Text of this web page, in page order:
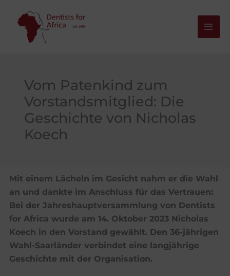
Inhalt
springen
Vom Patenkind zum
Vorstandsmitglied: Die
Geschichte von Nicholas
Koech
Mit einem Lächeln im Gesicht nahm er die Wahl
an und dankte im Anschluss für das Vertrauen:
Bei der Jahreshauptversammlung von Dentists
for Africa wurde am 14. Oktober 2023 Nicholas
Koech in den Vorstand gewählt. Den 36-jährigen
Wahl-Saarländer verbindet eine langjährige
Geschichte mit der Organisation.